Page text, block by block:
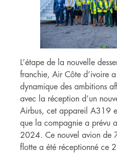
L’étape de la nouvelle
franchie, Air Côte d’ivoire
dynamique des ambitions
avec la réception d’un
Airbus, cet appareil A319
que la compagnie a prévu
2024. Ce nouvel avion de
flotte a été réceptionné ce